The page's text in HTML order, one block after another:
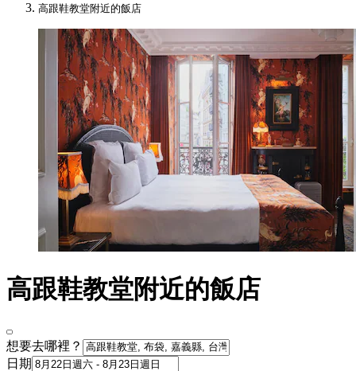
高跟鞋教堂附近的飯店
高跟鞋教堂附近的飯店
想要去哪裡？
日期